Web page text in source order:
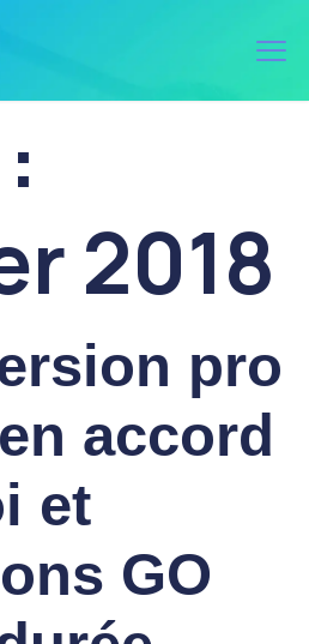
2018
pro
accord
et
GO